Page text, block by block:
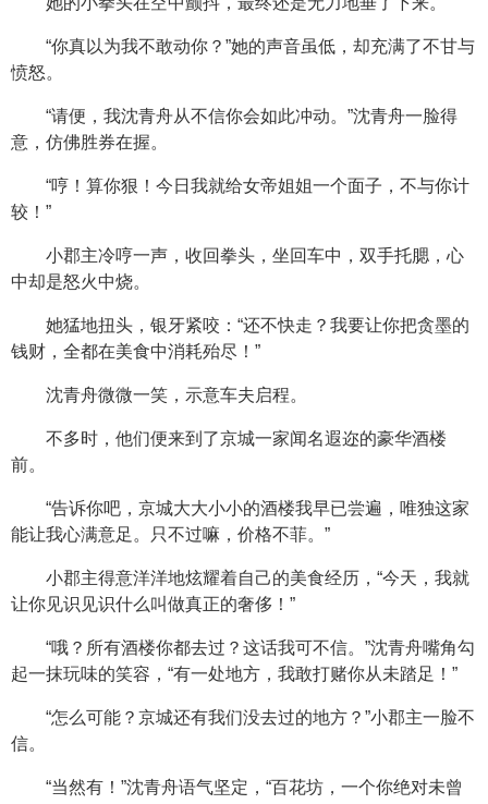
“你真以为我不敢动你？”她的声音虽低，却充满了不甘与
愤怒。
“请便，我沈青舟从不信你会如此冲动。”沈青舟一脸得
意，仿佛胜券在握。
“哼！算你狠！今日我就给女帝姐姐一个面子，不与你计
较！”
小郡主冷哼一声，收回拳头，坐回车中，双手托腮，心
中却是怒火中烧。
她猛地扭头，银牙紧咬：“还不快走？我要让你把贪墨的
钱财，全都在美食中消耗殆尽！”
沈青舟微微一笑，示意车夫启程。
不多时，他们便来到了京城一家闻名遐迩的豪华酒楼
前。
“告诉你吧，京城大大小小的酒楼我早已尝遍，唯独这家
能让我心满意足。只不过嘛，价格不菲。”
小郡主得意洋洋地炫耀着自己的美食经历，“今天，我就
让你见识见识什么叫做真正的奢侈！”
“哦？所有酒楼你都去过？这话我可不信。”沈青舟嘴角勾
起一抹玩味的笑容，“有一处地方，我敢打赌你从未踏足！”
“怎么可能？京城还有我们没去过的地方？”小郡主一脸不
信。
“当然有！”沈青舟语气坚定，“百花坊，一个你绝对未曾